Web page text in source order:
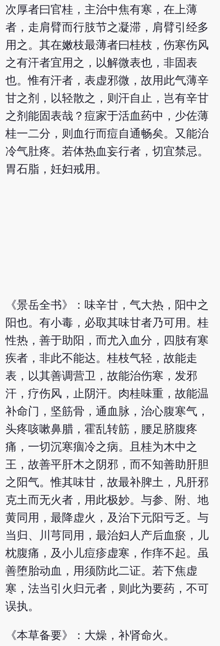
次厚者曰官桂，主治中焦有寒，在上薄
者，走肩臂而行肢节之凝滞，肩臂引经多
用之。其在嫩枝最薄者曰桂枝，伤寒伤风
之有汗者宜用之，以解微表也，非固表
也。惟有汗者，表虚邪微，故用此气薄辛
甘之剂，以轻散之，则汗自止，岂有辛甘
之剂能固表哉？痘家于活血药中，少佐薄
桂一二分，则血行而痘自通畅矣。又能治
冷气肚疼。若体热血妄行者，切宜禁忌。
胃石脂，妊妇戒用。
《景岳全书》：味辛甘，气大热，阳中之
阳也。有小毒，必取其味甘者乃可用。桂
性热，善于助阳，而尤入血分，四肢有寒
疾者，非此不能达。桂枝气轻，故能走
表，以其善调营卫，故能治伤寒，发邪
汗，疗伤风，止阴汗。肉桂味重，故能温
补命门，坚筋骨，通血脉，治心腹寒气，
头疼咳嗽鼻腊，霍乱转筋，腰足脐腹疼
痛，一切沉寒痼冷之病。且桂为木中之
王，故善平肝木之阴邪，而不知善助肝胆
之阳气。惟其味甘，故最补脾土，凡肝邪
克土而无火者，用此极妙。与参、附、地
黄同用，最降虚火，及治下元阳亏乏。与
当归、川芎同用，最治妇人产后血瘀，儿
枕腹痛，及小儿痘疹虚寒，作痒不起。虽
善堕胎动血，用须防此二证。若下焦虚
寒，法当引火归元者，则此为要药，不可
误执。
《本草备要》：大燥，补肾命火。